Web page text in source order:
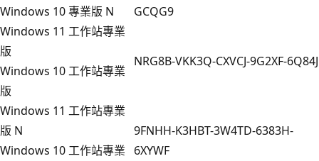
Windows 10 專業版 N
GCQG9
Windows 11 工作站專業
版
Windows 10 工作站專業
版
NRG8B-VKK3Q-CXVCJ-9G2XF-6Q84J
Windows 11 工作站專業
版 N
Windows 10 工作站專業
9FNHH-K3HBT-3W4TD-6383H-
6XYWF